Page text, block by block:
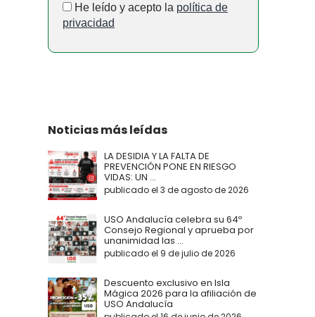
He leído y acepto la política de
privacidad
Noticias más leídas
LA DESIDIA Y LA FALTA DE
PREVENCIÓN PONE EN RIESGO
VIDAS: UN ...
publicado el 3 de agosto de 2026
USO Andalucía celebra su 64º
Consejo Regional y aprueba por
unanimidad las ...
publicado el 9 de julio de 2026
Descuento exclusivo en Isla
Mágica 2026 para la afiliación de
USO Andalucía